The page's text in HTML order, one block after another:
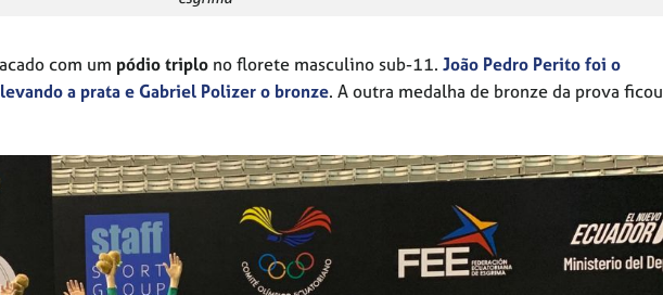
com um pódio triplo no florete masculino sub-11. João Pedro Perito foi o
a prata e Gabriel Polizer o bronze. A outra medalha de bronze da prova ficou